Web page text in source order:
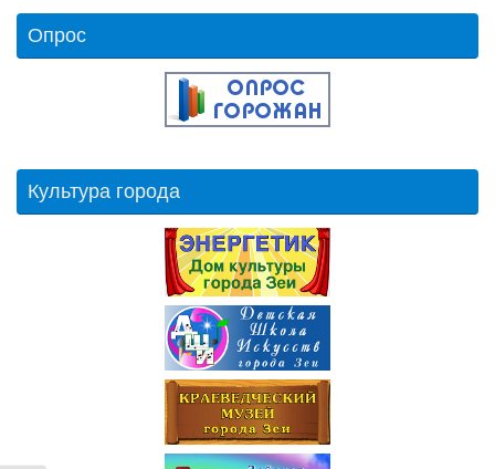
Опрос
Культура города